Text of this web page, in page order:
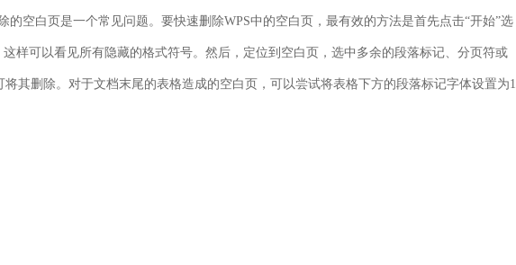
的空白页是一个常见问题。要快速删除WPS中的空白页，最有效的方法是首先点击“开始”选
样可以看见所有隐藏的格式符号。然后，定位到空白页，选中多余的段落标记、分页符或
将其删除。对于文档末尾的表格造成的空白页，可以尝试将表格下方的段落标记字体设置为1